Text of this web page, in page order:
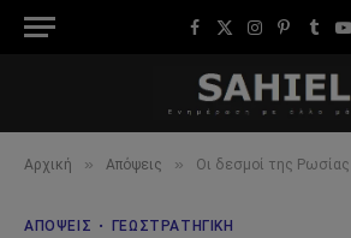
Facebook
X
Instagram
Pinterest
Αρχική » Απόψεις » Οι δεσμοί της Ρωσίας με τη Χαμάς είναι ρεαλιστικοί
ΑΠΌΨΕΙΣ ΓΕΩΣΤΡΑΤΗΓΙΚΉ